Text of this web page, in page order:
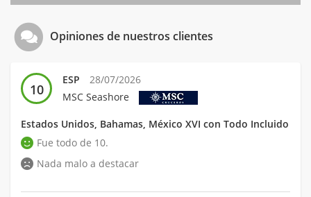
Opiniones de nuestros clientes
10
ESP
28/07/2026
MSC Seashore
Estados Unidos, Bahamas, México XVI con Todo Incluido
Fue todo de 10.
Nada malo a destacar